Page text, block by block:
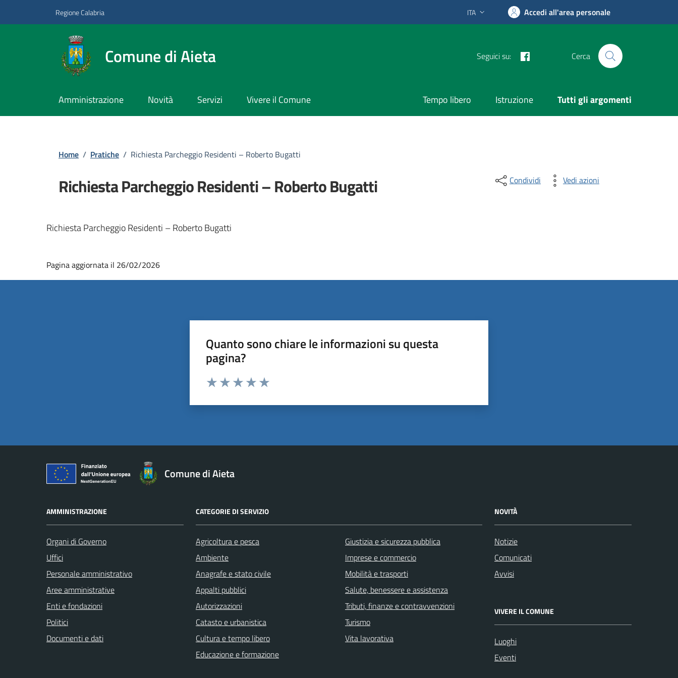
Regione Calabria Lingua attiva:
ITA Accedi all'area personale
Comune di Aieta Seguici su: Cerca
Amministrazione Novità Servizi Vivere il Comune Tempo libero Istruzione Tutti gli argomenti
Home / Pratiche / Richiesta Parcheggio Residenti – Roberto Bugatti
Richiesta Parcheggio Residenti – Roberto Bugatti Condividi Vedi azioni
Richiesta Parcheggio Residenti – Roberto Bugatti
Pagina aggiornata il 26/02/2026
Quanto sono chiare le informazioni su questa
pagina?
Comune di Aieta
AMMINISTRAZIONE
Organi di Governo
Uffici
Personale amministrativo
Aree amministrative
Enti e fondazioni
Politici
Documenti e dati
CATEGORIE DI SERVIZIO
Agricoltura e pesca
Ambiente
Anagrafe e stato civile
Appalti pubblici
Autorizzazioni
Catasto e urbanistica
Cultura e tempo libero
Educazione e formazione
Giustizia e sicurezza pubblica
Imprese e commercio
Mobilità e trasporti
Salute, benessere e assistenza
Tributi, finanze e contravvenzioni
Turismo
Vita lavorativa
NOVITÀ
Notizie
Comunicati
Avvisi
VIVERE IL COMUNE
Luoghi
Eventi